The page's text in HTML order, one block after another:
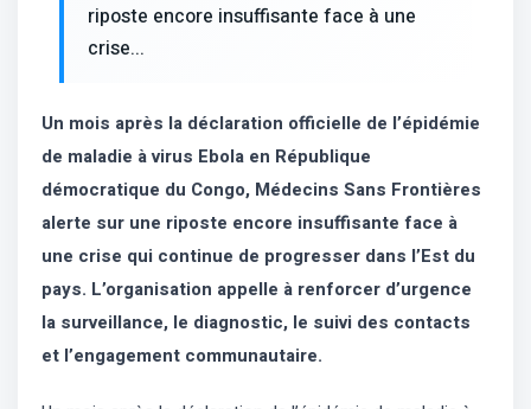
riposte encore insuffisante face à une
crise...
Un mois après la déclaration officielle de l’épidémie
de maladie à virus Ebola en République
démocratique du Congo, Médecins Sans Frontières
alerte sur une riposte encore insuffisante face à
une crise qui continue de progresser dans l’Est du
pays. L’organisation appelle à renforcer d’urgence
la surveillance, le diagnostic, le suivi des contacts
et l’engagement communautaire.